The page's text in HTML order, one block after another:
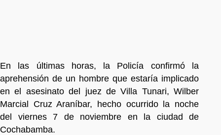
En las últimas horas, la Policía confirmó la
aprehensión de un hombre que estaría implicado
en el asesinato del juez de Villa Tunari, Wilber
Marcial Cruz Araníbar, hecho ocurrido la noche
del viernes 7 de noviembre en la ciudad de
Cochabamba.